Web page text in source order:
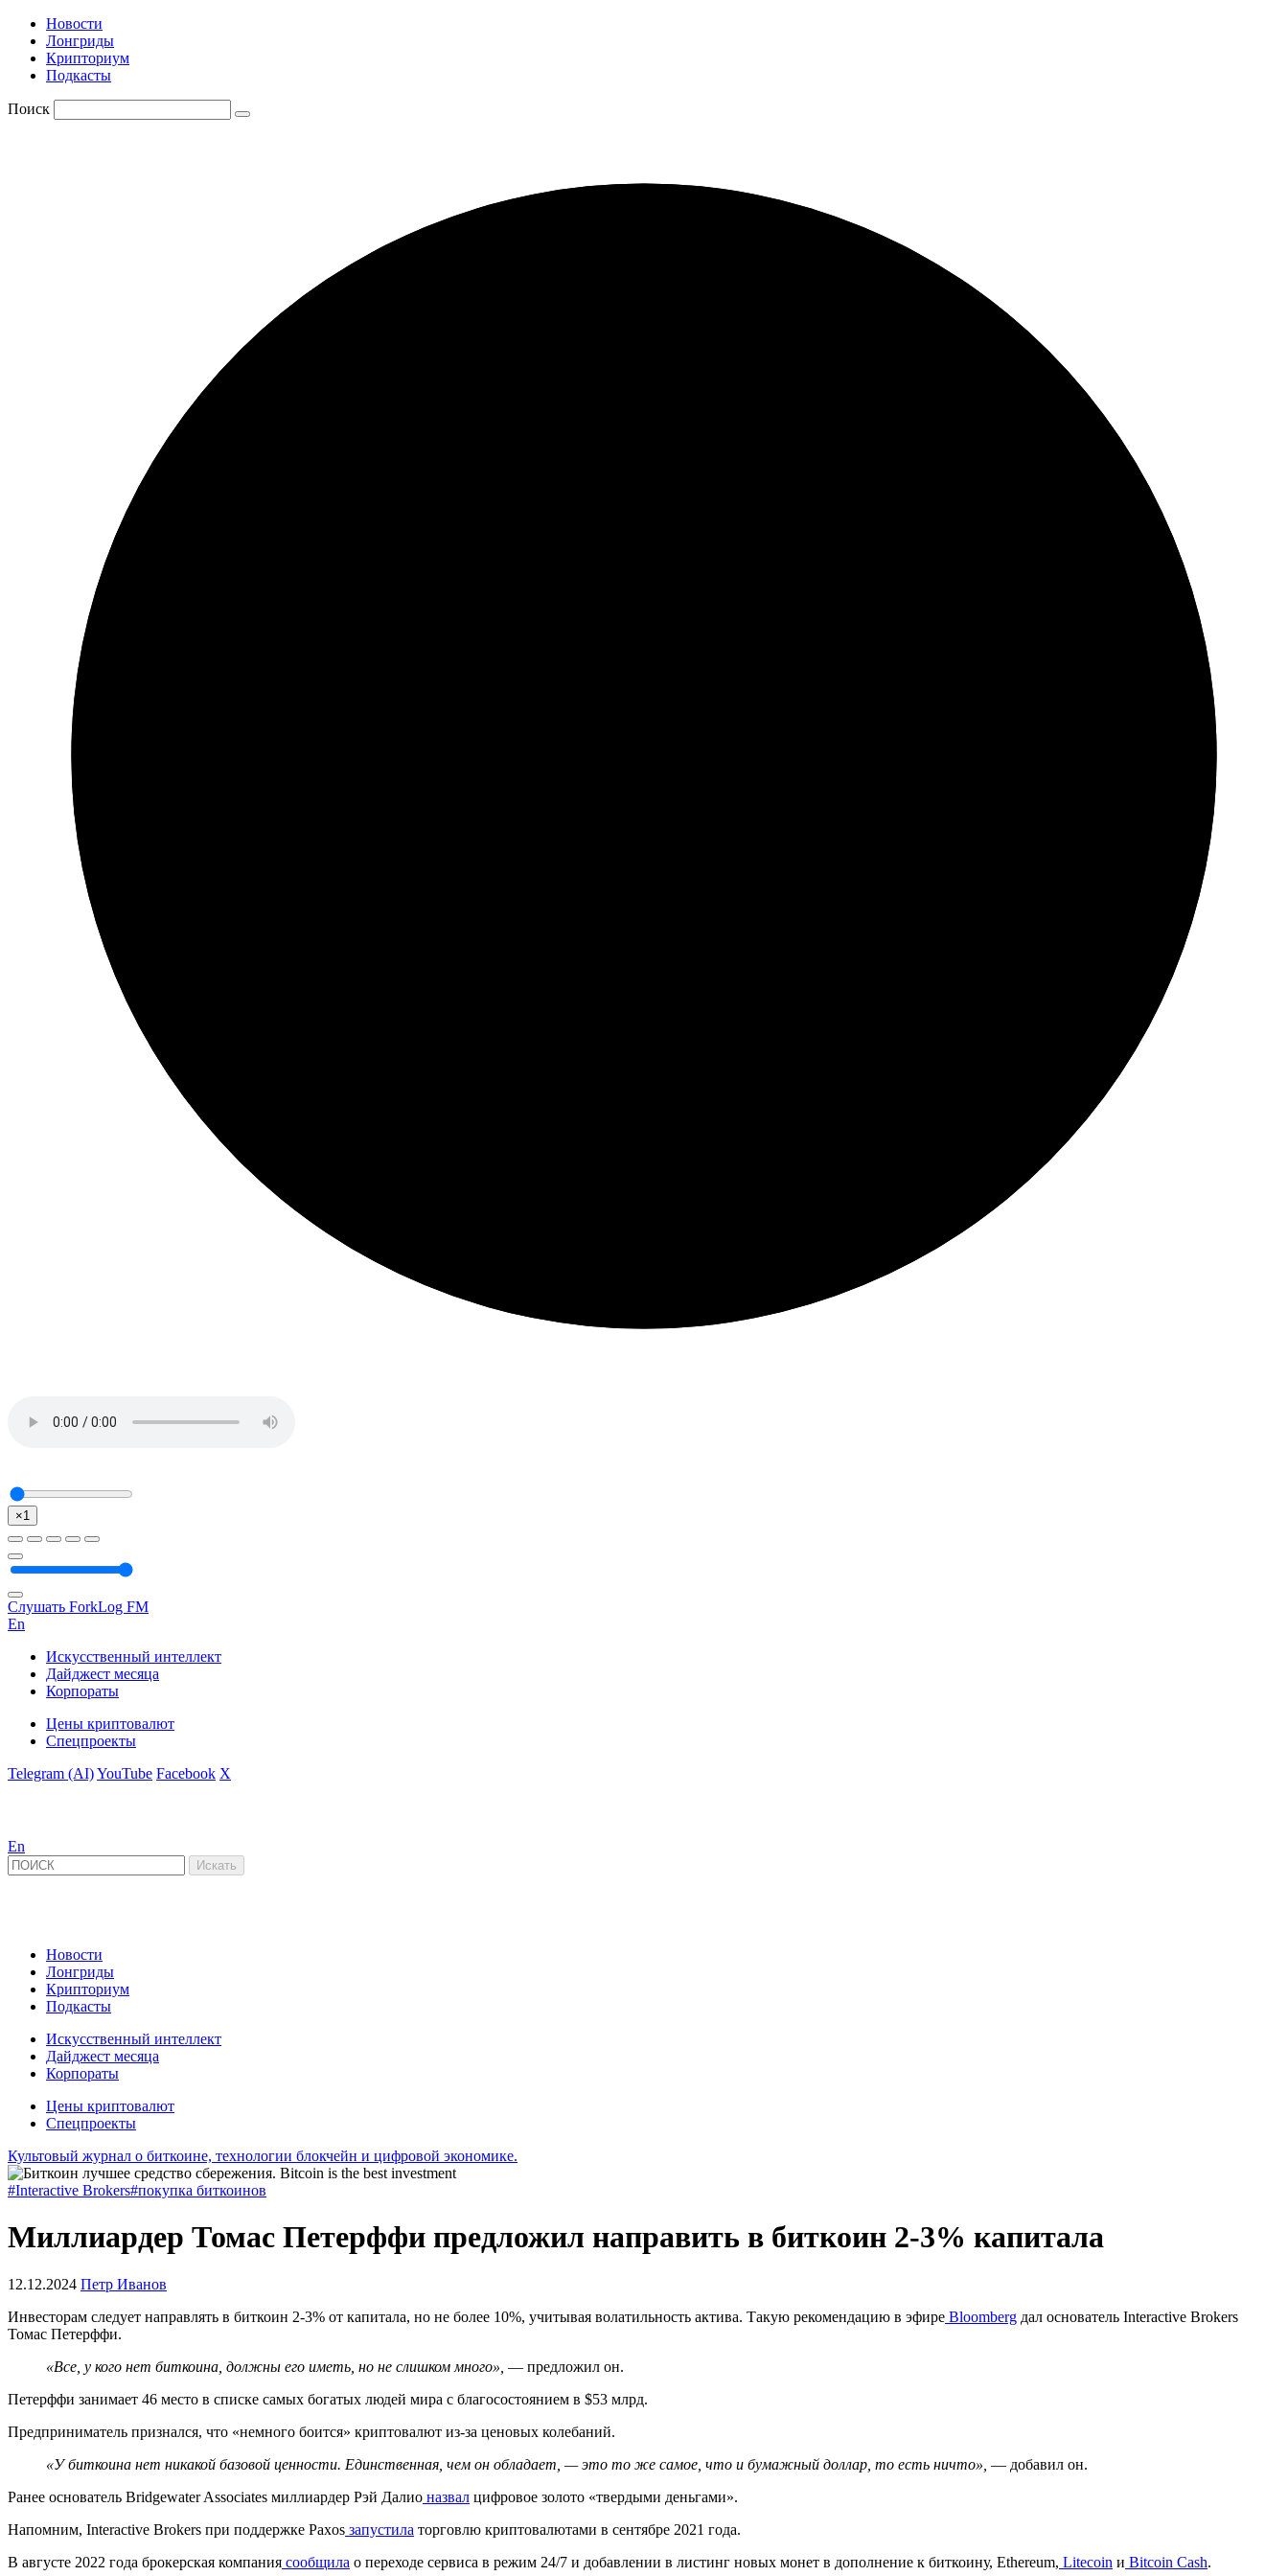
Новости
Лонгриды
Крипториум
Подкасты
Поиск
×1
Слушать ForkLog FM
En
Искусственный интеллект
Дайджест месяца
Корпораты
Цены криптовалют
Спецпроекты
Telegram (AI)YouTube Facebook X
En
Новости
Лонгриды
Крипториум
Подкасты
Искусственный интеллект
Дайджест месяца
Корпораты
Цены криптовалют
Спецпроекты
Культовый журнал о биткоине, технологии блокчейн и цифровой экономике.
#Interactive Brokers#покупка биткоинов
Миллиардер Томас Петерффи предложил направить в биткоин 2-3% капитала
12.12.2024 Петр Иванов
Инвесторам следует направлять в биткоин 2-3% от капитала, но не более 10%, учитывая волатильность актива. Такую рекомендацию в эфире Bloomberg дал основатель Interactive Brokers
Томас Петерффи.
«Все, у кого нет биткоина, должны его иметь, но не слишком много», — предложил он.
Петерффи занимает 46 место в списке самых богатых людей мира с благосостоянием в $53 млрд.
Предприниматель признался, что «немного боится» криптовалют из-за ценовых колебаний.
«У биткоина нет никакой базовой ценности. Единственная, чем он обладает, — это то же самое, что и бумажный доллар, то есть ничто», — добавил он.
Ранее основатель Bridgewater Associates миллиардер Рэй Далио назвал цифровое золото «твердыми деньгами».
Напомним, Interactive Brokers при поддержке Paxos запустила торговлю криптовалютами в сентябре 2021 года.
В августе 2022 года брокерская компания сообщила о переходе сервиса в режим 24/7 и добавлении в листинг новых монет в дополнение к биткоину, Ethereum, Litecoin и Bitcoin Cash.